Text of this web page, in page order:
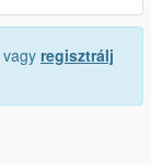
vagy regisztrálj